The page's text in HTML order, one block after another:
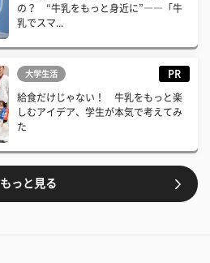
の？ “牛乳をもっと身近に”――「牛
乳でスマ...
大学生活 PR
給食だけじゃない！ 牛乳をもっと楽
しむアイデア、学生が本気で考えてみ
た
もっと見る